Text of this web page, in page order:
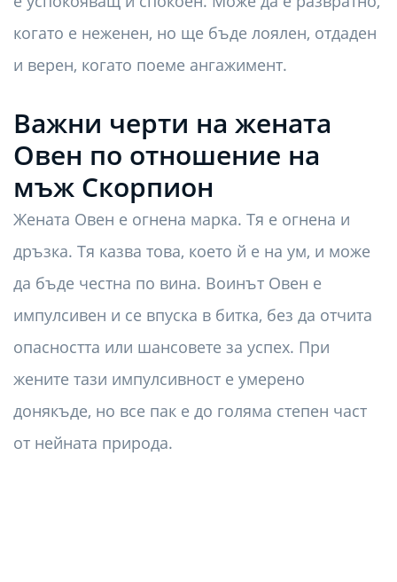
когато е неженен, но ще бъде лоялен, отдаден
и верен, когато поеме ангажимент.
Важни черти на жената
Овен по отношение на
мъж Скорпион
Жената Овен е огнена марка. Тя е огнена и
дръзка. Тя казва това, което й е на ум, и може
да бъде честна по вина. Воинът Овен е
импулсивен и се впуска в битка, без да отчита
опасността или шансовете за успех. При
жените тази импулсивност е умерено
донякъде, но все пак е до голяма степен част
от нейната природа.